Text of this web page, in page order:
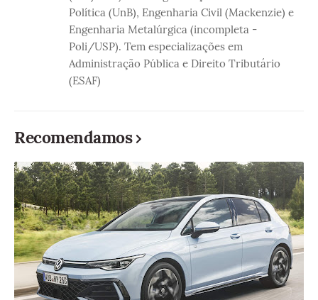
Política (UnB), Engenharia Civil (Mackenzie) e
Engenharia Metalúrgica (incompleta -
Poli/USP). Tem especializações em
Administração Pública e Direito Tributário
(ESAF)
Recomendamos